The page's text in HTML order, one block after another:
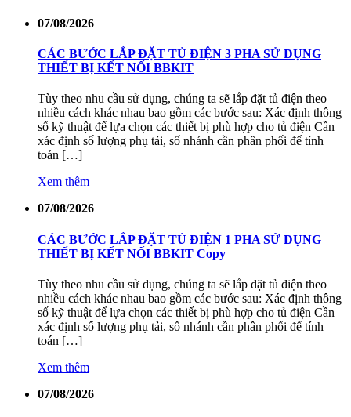
07/08/2026
CÁC BƯỚC LẮP ĐẶT TỦ ĐIỆN 3 PHA SỬ DỤNG
THIẾT BỊ KẾT NỐI BBKIT
Tùy theo nhu cầu sử dụng, chúng ta sẽ lắp đặt tủ điện theo
nhiều cách khác nhau bao gồm các bước sau: Xác định thông
số kỹ thuật để lựa chọn các thiết bị phù hợp cho tủ điện Cần
xác định số lượng phụ tải, số nhánh cần phân phối để tính
toán […]
Xem thêm
07/08/2026
CÁC BƯỚC LẮP ĐẶT TỦ ĐIỆN 1 PHA SỬ DỤNG
THIẾT BỊ KẾT NỐI BBKIT Copy
Tùy theo nhu cầu sử dụng, chúng ta sẽ lắp đặt tủ điện theo
nhiều cách khác nhau bao gồm các bước sau: Xác định thông
số kỹ thuật để lựa chọn các thiết bị phù hợp cho tủ điện Cần
xác định số lượng phụ tải, số nhánh cần phân phối để tính
toán […]
Xem thêm
07/08/2026